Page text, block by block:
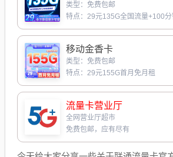
类型：免费包邮
特点：29元135G全国流量+100分
移动金香卡
类型：免费包邮
特点：29元155G首月免月租
流量卡营业厅
全网营业厅超市
免费包邮，应有尽有